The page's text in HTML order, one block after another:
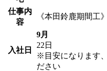
仕事内
容
《本田鈴鹿期間工
入社日
9月
22日
※目安になります
ださい